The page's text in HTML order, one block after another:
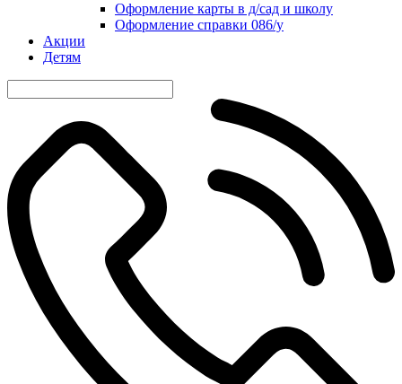
Оформление карты в д/сад и школу
Оформление справки 086/у
Акции
Детям